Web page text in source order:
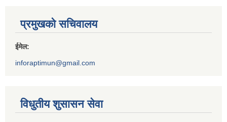
प्रमुखको सचिवालय
ईमेल:
inforaptimun@gmail.com
विधुतीय शुसासन सेवा